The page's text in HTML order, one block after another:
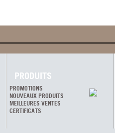
PRODUITS
PROMOTIONS
NOUVEAUX PRODUITS
MEILLEURES VENTES
CERTIFICATS